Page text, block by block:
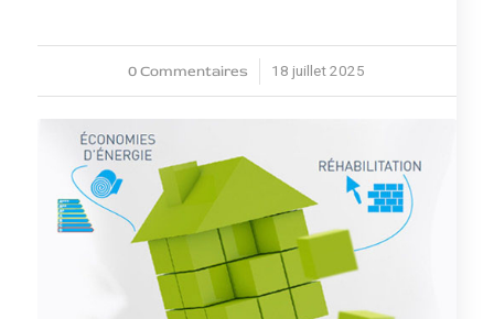
0 Commentaires
/ 18 juillet 2025